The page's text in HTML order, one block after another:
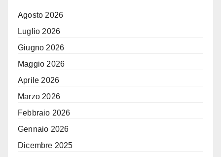
Agosto 2026
Luglio 2026
Giugno 2026
Maggio 2026
Aprile 2026
Marzo 2026
Febbraio 2026
Gennaio 2026
Dicembre 2025